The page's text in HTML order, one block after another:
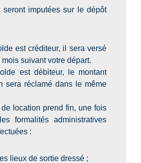
seront imputées sur le dépôt
est créditeur, il sera versé
suivant votre départ.
est débiteur, le montant
sera réclamé dans le même
de location prend fin, une fois
formalités administratives
:
lieux de sortie dressé ;